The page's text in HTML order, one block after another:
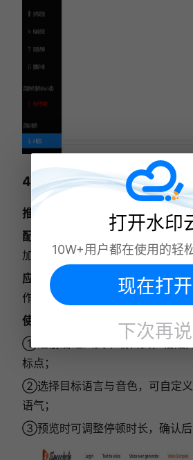
4. Speechelo：多语言情感
推荐指数
配音优势
：支持23种语言及30+
加呼吸声、停顿，自动匹配文本标
应用场景
：跨境电商产品解说、
作、国际课程旁白制作。
使用教程
①注册后进入文本编辑页，粘贴
标点；
②选择目标语言与音色，可自定义
语气；
③预览时可调整停顿时长，确认后
打开水印
10W+用户都在使用的轻
现在打开
下次再说